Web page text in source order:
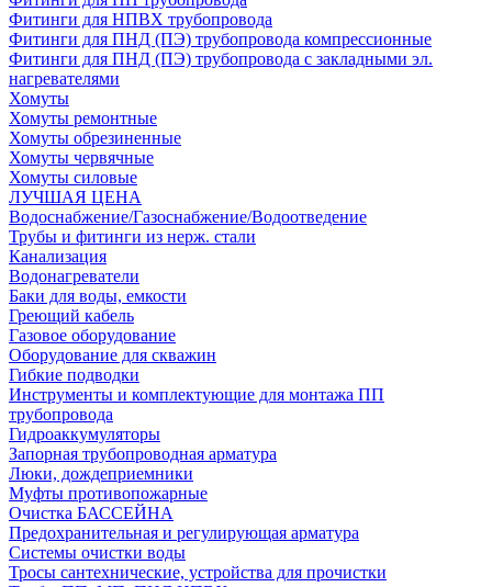
Фитинги для НПВХ трубопровода
Фитинги для ПНД (ПЭ) трубопровода компрессионные
Фитинги для ПНД (ПЭ) трубопровода с закладными эл.
нагревателями
Хомуты
Хомуты ремонтные
Хомуты обрезиненные
Хомуты червячные
Хомуты силовые
ЛУЧШАЯ ЦЕНА
Водоснабжение/Газоснабжение/Водоотведение
Трубы и фитинги из нерж. стали
Канализация
Водонагреватели
Баки для воды, емкости
Греющий кабель
Газовое оборудование
Оборудование для скважин
Гибкие подводки
Инструменты и комплектующие для монтажа ПП
трубопровода
Гидроаккумуляторы
Запорная трубопроводная арматура
Люки, дождеприемники
Муфты противопожарные
Очистка БАССЕЙНА
Предохранительная и регулирующая арматура
Системы очистки воды
Тросы сантехнические, устройства для прочистки